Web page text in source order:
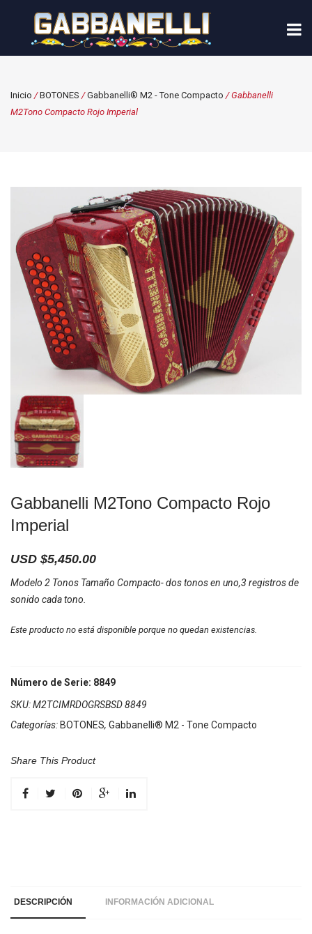
Inicio /BOTONES /Gabbanelli® M2 - Tone Compacto / Gabbanelli
M2Tono Compacto Rojo Imperial
Gabbanelli M2Tono Compacto Rojo
Imperial
USD $5,450.00
Modelo 2 Tonos Tamaño Compacto- dos tonos en uno,3 registros de
sonido cada tono.
Este producto no está disponible porque no quedan existencias.
Número de Serie: 8849
SKU:M2TCIMRDOGRSBSD 8849
Categorías: BOTONES, Gabbanelli® M2 - Tone Compacto
Share This Product
DESCRIPCIÓN INFORMACIÓN ADICIONAL